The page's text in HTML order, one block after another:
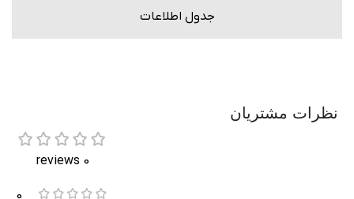
جدول اطلاعات
نظرات مشتریان
0 reviews
0